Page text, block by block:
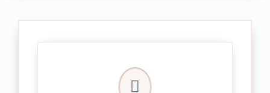

24/48h et livrée par Colissimo.